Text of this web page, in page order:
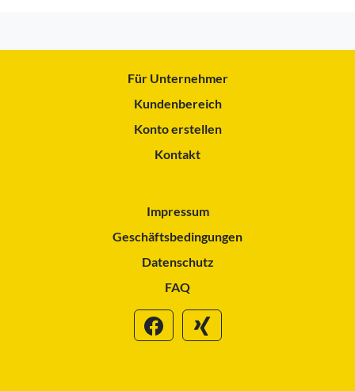
Für Unternehmer
Kundenbereich
Konto erstellen
Kontakt
Impressum
Geschäftsbedingungen
Datenschutz
FAQ